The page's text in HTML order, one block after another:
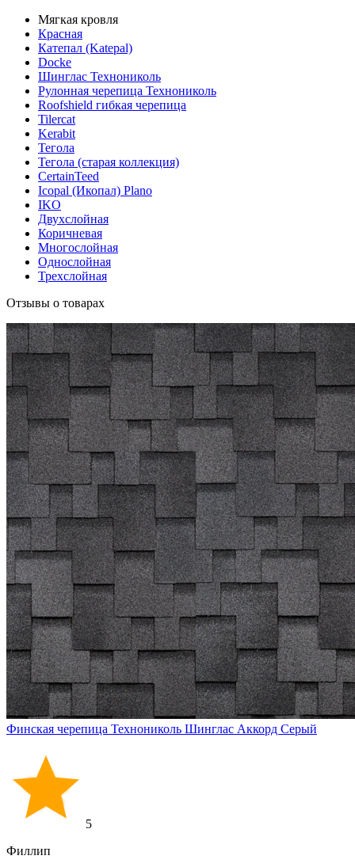
Мягкая кровля
Красная
Катепал (Katepal)
Docke
Шинглас Технониколь
Рулонная черепица Технониколь
Roofshield гибкая черепица
Tilercat
Kerabit
Тегола
Тегола (старая коллекция)
CertainTeed
Icopal (Икопал) Plano
IKO
Двухслойная
Коричневая
Многослойная
Однослойная
Трехслойная
Отзывы о товарах
Финская черепица Технониколь Шинглас Аккорд Серый
5
Филлип